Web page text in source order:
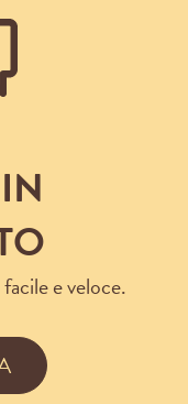
e veloce.